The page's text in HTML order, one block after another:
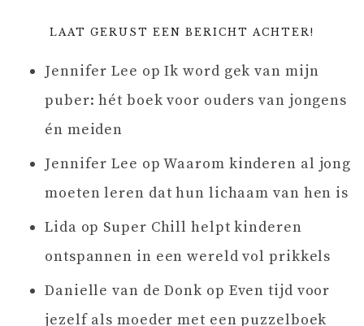
LAAT GERUST EEN BERICHT ACHTER!
Jennifer Lee opIk word gek van mijn
puber: hét boek voor ouders van jongens
én meiden
Jennifer Lee opWaarom kinderen al jong
moeten leren dat hun lichaam van hen is
Lida op Super Chill helpt kinderen
ontspannen in een wereld vol prikkels
Danielle van de Donk op Even tijd voor
jezelf als moeder met een puzzelboek